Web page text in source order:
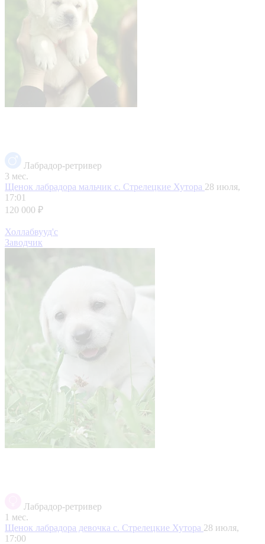
Лабрадор-ретривер
3 мес.
Щенок лабрадора мальчик с. Стрелецкие Хутора 28 июля,
17:01
120 000 ₽
Холлабвууд'с
Заводчик
Лабрадор-ретривер
1 мес.
Щенок лабрадора девочка с. Стрелецкие Хутора 28 июля,
17:00